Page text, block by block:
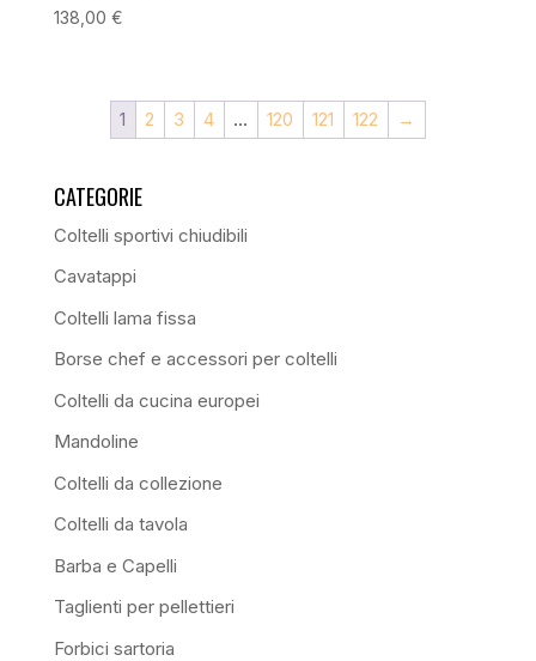
138,00 €
1 2 3 4 … 120 121 122 →
CATEGORIE
Coltelli sportivi chiudibili
Cavatappi
Coltelli lama fissa
Borse chef e accessori per coltelli
Coltelli da cucina europei
Mandoline
Coltelli da collezione
Coltelli da tavola
Barba e Capelli
Taglienti per pellettieri
Forbici sartoria